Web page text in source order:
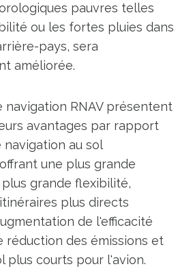
pauvres telles
ou les fortes pluies dans
pays, sera
améliorée.
navigation RNAV présentent
avantages par rapport
navigation au sol
une plus grande
grande flexibilité,
plus directs
de l'efficacité
réduction des émissions et
plus courts pour l'avion.